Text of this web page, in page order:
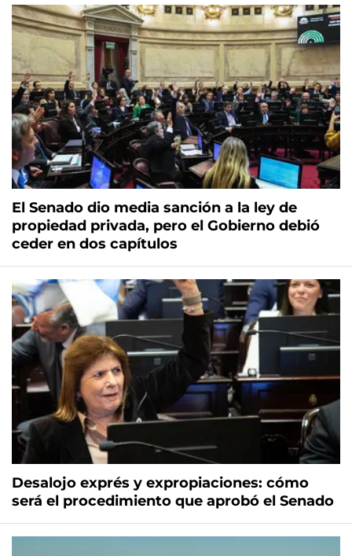
El Senado dio media sanción a la ley de
propiedad privada, pero el Gobierno debió
ceder en dos capítulos
Desalojo exprés y expropiaciones: cómo
será el procedimiento que aprobó el Senado